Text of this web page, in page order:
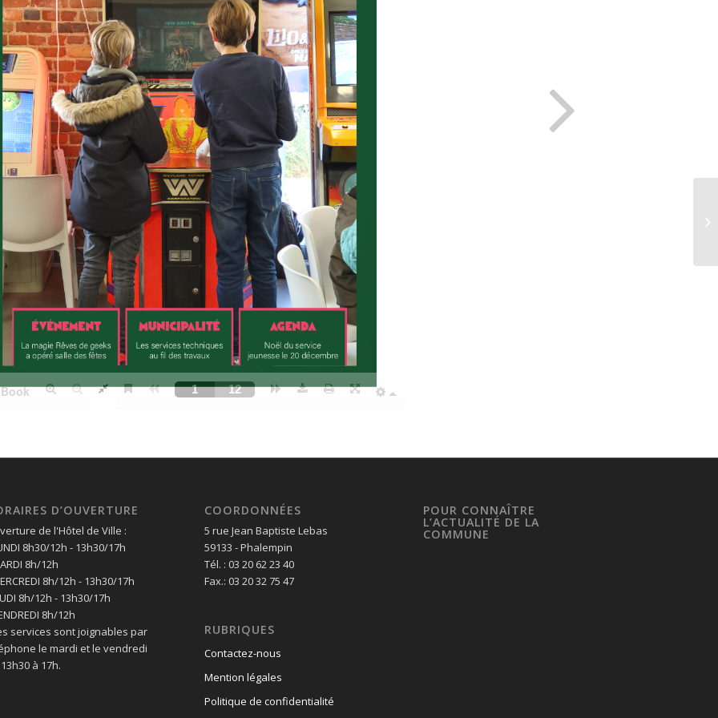
D’OUVERTURE
de l'Hôtel de Ville :
8h30/12h - 13h30/17h
8h/12h
8h/12h - 13h30/17h
8h/12h - 13h30/17h
8h/12h
services sont joignables par
le mardi et le vendredi
à 17h.
COORDONNÉES
5 rue Jean Baptiste Lebas
59133 - Phalempin
Tél. : 03 20 62 23 40
Fax.: 03 20 32 75 47
RUBRIQUES
Contactez-nous
Mention légales
Politique de confidentialité
POUR CONNAÎTRE
L’ACTUALITÉ DE LA
COMMUNE